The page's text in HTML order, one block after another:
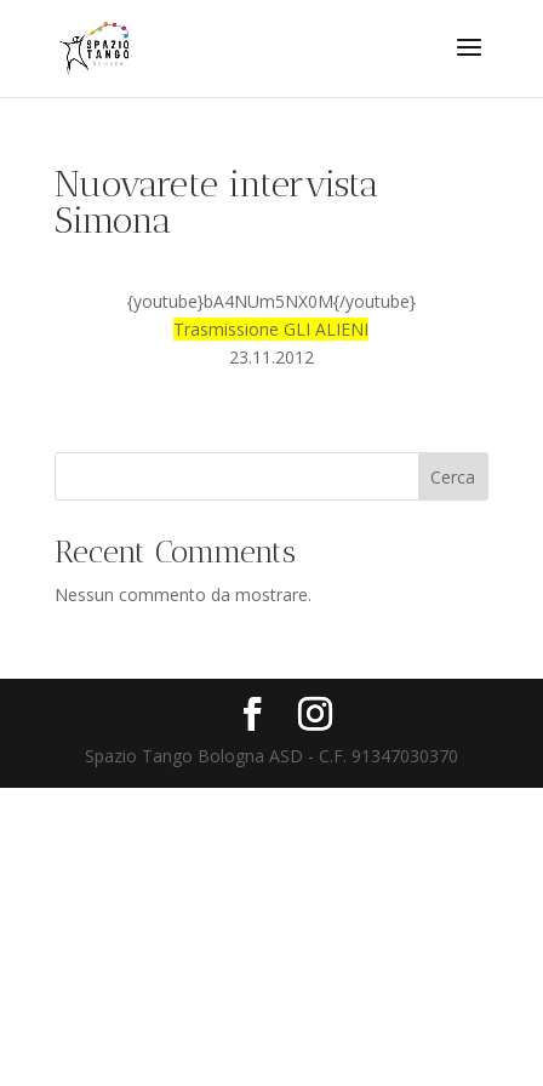
Nuovarete intervista
Simona
{youtube}bA4NUm5NX0M{/youtube}
Trasmissione GLI ALIENI
23.11.2012
Cerca
Recent Comments
Nessun commento da mostrare.
Spazio Tango Bologna ASD - C.F. 91347030370